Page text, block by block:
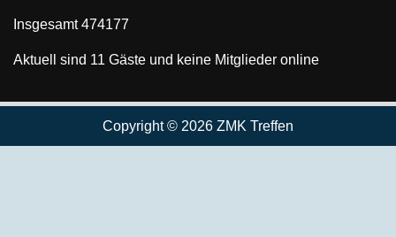
Insgesamt474177
Aktuell sind 11 Gäste und keine Mitglieder online
Copyright © 2026 ZMK Treffen